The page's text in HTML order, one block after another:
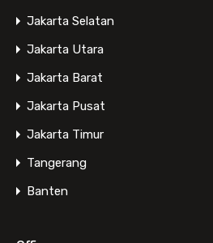
Featured Properties
Property Types
Apartment
House
Land
Shophouse
Jakarta Selatan
Jakarta Utara
Jakarta Barat
Jakarta Pusat
Jakarta Timur
Tangerang
Banten